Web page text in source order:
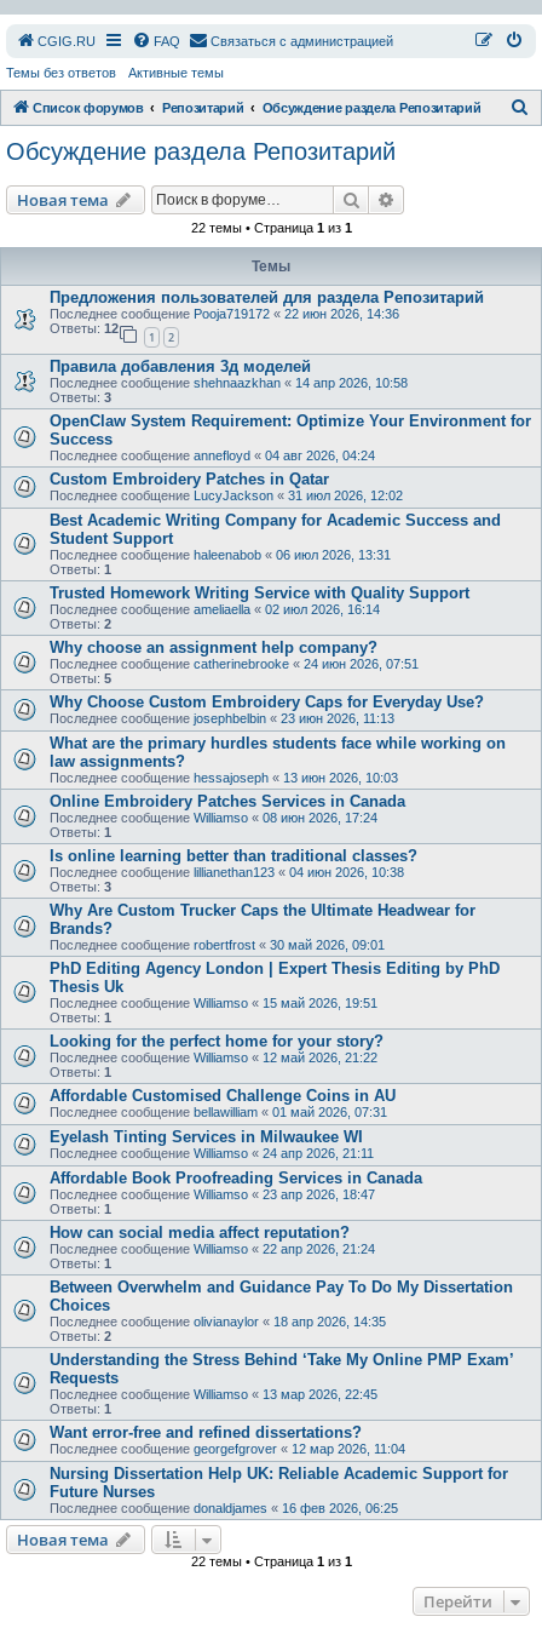
СGIG.RU FAQ Связаться с администрацией
Темы без ответов Активные темы
Список форумов Репозитарий Обсуждение раздела Репозитарий
Обсуждение раздела Репозитарий
Новая тема Поиск
22 темы • Страница 1из 1
Темы
Предложения пользователей для раздела Репозитарий
Последнее сообщение Pooja719172 « 22 июн 2026, 14:36
Ответы: 12
1 2
Правила добавления 3д моделей
Последнее сообщение shehnaazkhan « 14 апр 2026, 10:58
Ответы: 3
OpenClaw System Requirement: Optimize Your Environment for
Success
Последнее сообщение annefloyd « 04 авг 2026, 04:24
Custom Embroidery Patches in Qatar
Последнее сообщение LucyJackson « 31 июл 2026, 12:02
Best Academic Writing Company for Academic Success and
Student Support
Последнее сообщение haleenabob « 06 июл 2026, 13:31
Ответы: 1
Trusted Homework Writing Service with Quality Support
Последнее сообщение ameliaella « 02 июл 2026, 16:14
Ответы: 2
Why choose an assignment help company?
Последнее сообщение catherinebrooke « 24 июн 2026, 07:51
Ответы: 5
Why Choose Custom Embroidery Caps for Everyday Use?
Последнее сообщение josephbelbin « 23 июн 2026, 11:13
What are the primary hurdles students face while working on
law assignments?
Последнее сообщение hessajoseph « 13 июн 2026, 10:03
Online Embroidery Patches Services in Canada
Последнее сообщение Williamso « 08 июн 2026, 17:24
Ответы: 1
Is online learning better than traditional classes?
Последнее сообщение lillianethan123 « 04 июн 2026, 10:38
Ответы: 3
Why Are Custom Trucker Caps the Ultimate Headwear for
Brands?
Последнее сообщение robertfrost « 30 май 2026, 09:01
PhD Editing Agency London | Expert Thesis Editing by PhD
Thesis Uk
Последнее сообщение Williamso « 15 май 2026, 19:51
Ответы: 1
Looking for the perfect home for your story?
Последнее сообщение Williamso « 12 май 2026, 21:22
Ответы: 1
Affordable Customised Challenge Coins in AU
Последнее сообщение bellawilliam « 01 май 2026, 07:31
Eyelash Tinting Services in Milwaukee WI
Последнее сообщение Williamso « 24 апр 2026, 21:11
Affordable Book Proofreading Services in Canada
Последнее сообщение Williamso « 23 апр 2026, 18:47
Ответы: 1
How can social media affect reputation?
Последнее сообщение Williamso « 22 апр 2026, 21:24
Ответы: 1
Between Overwhelm and Guidance Pay To Do My Dissertation
Choices
Последнее сообщение olivianaylor « 18 апр 2026, 14:35
Ответы: 2
Understanding the Stress Behind ‘Take My Online PMP Exam’
Requests
Последнее сообщение Williamso « 13 мар 2026, 22:45
Ответы: 1
Want error-free and refined dissertations?
Последнее сообщение georgefgrover « 12 мар 2026, 11:04
Nursing Dissertation Help UK: Reliable Academic Support for
Future Nurses
Последнее сообщение donaldjames « 16 фев 2026, 06:25
Новая тема
22 темы • Страница 1из 1
Перейти